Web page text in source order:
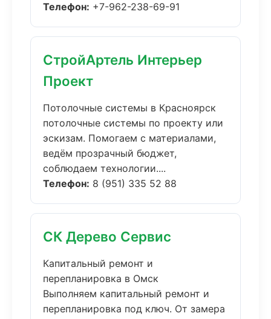
Телефон: +7-962-238-69-91
СтройАртель Интерьер
Проект
Потолочные системы в Красноярск
потолочные системы по проекту или
эскизам. Помогаем с материалами,
ведём прозрачный бюджет,
соблюдаем технологии....
Телефон: 8 (951) 335 52 88
СК Дерево Сервис
Капитальный ремонт и
перепланировка в Омск
Выполняем капитальный ремонт и
перепланировка под ключ. От замера